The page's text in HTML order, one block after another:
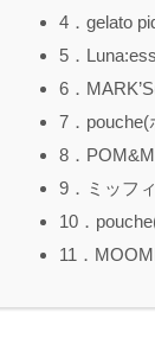
4．gelato
5．
6．
7．
8．
9．ミッフ
10．
11．